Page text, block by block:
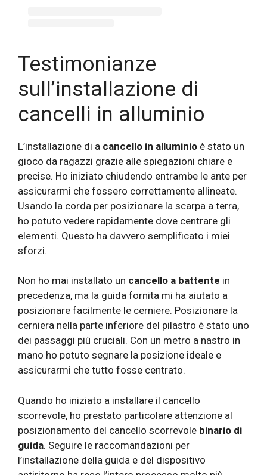
Testimonianze
sull’installazione di
cancelli in alluminio
L’installazione di a cancello in alluminio è stato un
gioco da ragazzi grazie alle spiegazioni chiare e
precise. Ho iniziato chiudendo entrambe le ante per
assicurarmi che fossero correttamente allineate.
Usando la corda per posizionare la scarpa a terra,
ho potuto vedere rapidamente dove centrare gli
elementi. Questo ha davvero semplificato i miei
sforzi.
Non ho mai installato un cancello a battente in
precedenza, ma la guida fornita mi ha aiutato a
posizionare facilmente le cerniere. Posizionare la
cerniera nella parte inferiore del pilastro è stato uno
dei passaggi più cruciali. Con un metro a nastro in
mano ho potuto segnare la posizione ideale e
assicurarmi che tutto fosse centrato.
Quando ho iniziato a installare il cancello
scorrevole, ho prestato particolare attenzione al
posizionamento del cancello scorrevole binario di
guida. Seguire le raccomandazioni per
l’installazione della guida e del dispositivo